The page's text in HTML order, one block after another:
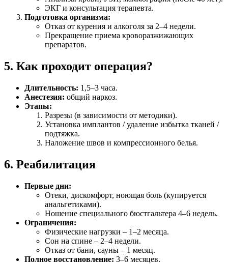
ЭКГ и консультация терапевта.
Подготовка организма:
Отказ от курения и алкоголя за 2–4 недели.
Прекращение приема кроворазжижающих
препаратов.
5. Как проходит операция?
Длительность: 1,5–3 часа.
Анестезия: общий наркоз.
Этапы:
Разрезы (в зависимости от методики).
Установка имплантов / удаление избытка тканей /
подтяжка.
Наложение швов и компрессионного белья.
6. Реабилитация
Первые дни:
Отеки, дискомфорт, ноющая боль (купируется
анальгетиками).
Ношение специального бюстгальтера 4–6 недель.
Ограничения:
Физические нагрузки – 1–2 месяца.
Сон на спине – 2–4 недели.
Отказ от бани, сауны – 1 месяц.
Полное восстановление: 3–6 месяцев.